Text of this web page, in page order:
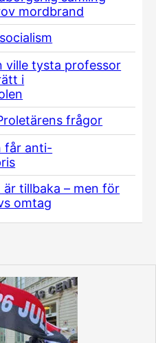
mordbrand
ville tysta professor
i
frågor
får anti-
tillbaka – men för
omtag